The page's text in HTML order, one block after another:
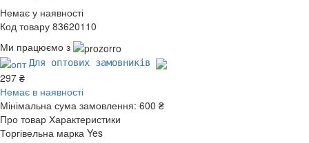
Немає у наявності
Код товару 83620110
Ми працюємо з
Для оптових замовників
297 ₴
Немає в наявності
Мінімальна сума замовлення: 600 ₴
Про товар Характеристики
Торгівельна марка Yes